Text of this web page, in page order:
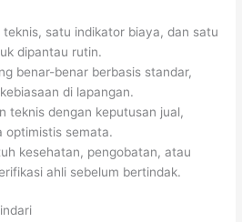
satu indikator biaya, dan satu
dipantau rutin.
benar-benar berbasis standar,
di lapangan.
teknis dengan keputusan jual,
optimistis semata.
kesehatan, pengobatan, atau
ahli sebelum bertindak.